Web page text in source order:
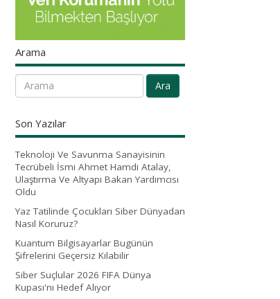
Arama
Ara
Son Yazılar
Teknoloji Ve Savunma Sanayisinin
Tecrübeli İsmi Ahmet Hamdi Atalay,
Ulaştırma Ve Altyapı Bakan Yardımcısı
Oldu
Yaz Tatilinde Çocukları Siber Dünyadan
Nasıl Koruruz?
Kuantum Bilgisayarlar Bugünün
Şifrelerini Geçersiz Kılabilir
Siber Suçlular 2026 FIFA Dünya
Kupası'nı Hedef Alıyor